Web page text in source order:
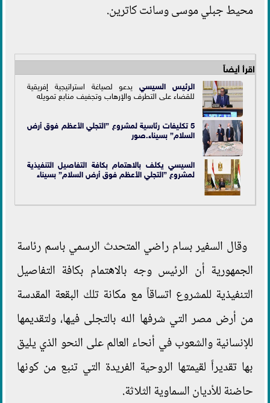
محيط جبلي موسى وسانت كاترين.
اقرأ أيضاً
الرئيس السيسييدعو لصياغة استراتيجية إفريقية
للقضاء على التطرف والإرهاب وتجفيف منابع تمويله
5 تكليفات رئاسية لمشروع ”التجلي الأعظم فوق أرض
السلام” بسيناء.صور
السيسي يكلف بالاهتمام بكافة التفاصيل التنفيذية
لمشروع ”التجلي الأعظم فوق أرض السلام” بسيناء
وقال السفير بسام راضي المتحدث الرسمي باسم رئاسة
الجمهورية أن الرئيس وجه بالاهتمام بكافة التفاصيل
التنفيذية للمشروع اتساقاً مع مكانة تلك البقعة المقدسة
من أرض مصر التي شرفها الله بالتجلى فيها، ولتقديمها
للإنسانية والشعوب في أنحاء العالم على النحو الذي يليق
بها تقديراً لقيمتها الروحية الفريدة التي تنبع من كونها
حاضنة للأديان السماوية الثلاثة.